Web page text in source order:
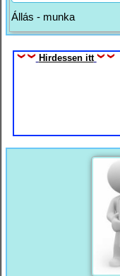
Állás - munka
Hirdessen itt